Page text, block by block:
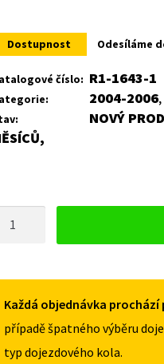
Dostupnost Odesíláme
číslo: R1-1643-1
2004-2006,
NOVÝ
Každá objednávka
případě špatného výběru
typ dojezdového kola.